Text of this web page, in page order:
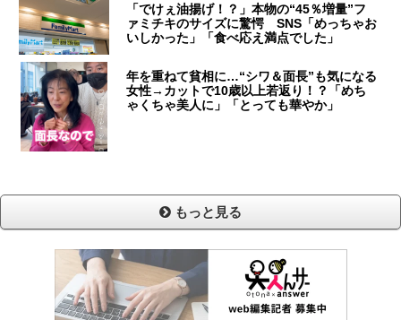
「でけぇ油揚げ！？」本物の“45％増量”フ
ァミチキのサイズに驚愕 SNS「めっちゃお
いしかった」「食べ応え満点でした」
年を重ねて貧相に…“シワ＆面長”も気になる
女性→カットで10歳以上若返り！？「めち
ゃくちゃ美人に」「とっても華やか」
もっと見る